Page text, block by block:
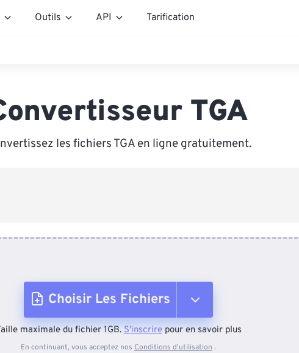
Outils API Tarification
TGA
les fichiers TGA en ligne gratuitement.
Choisir Les Fichiers
Depuis l'appareil
maximale du fichier 1GB.S'inscrirepour en savoir plus
En continuant, vous acceptez nos Conditions d'utilisation .